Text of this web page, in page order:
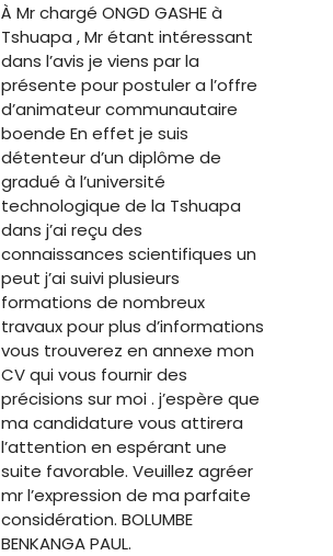
À Mr chargé ONGD GASHE à
Tshuapa , Mr étant intéressant
dans l’avis je viens par la
présente pour postuler a l’offre
d’animateur communautaire
boende En effet je suis
détenteur d’un diplôme de
gradué à l’université
technologique de la Tshuapa
dans j’ai reçu des
connaissances scientifiques un
peut j’ai suivi plusieurs
formations de nombreux
travaux pour plus d’informations
vous trouverez en annexe mon
CV qui vous fournir des
précisions sur moi . j’espère que
ma candidature vous attirera
l’attention en espérant une
suite favorable. Veuillez agréer
mr l’expression de ma parfaite
considération. BOLUMBE
BENKANGA PAUL.